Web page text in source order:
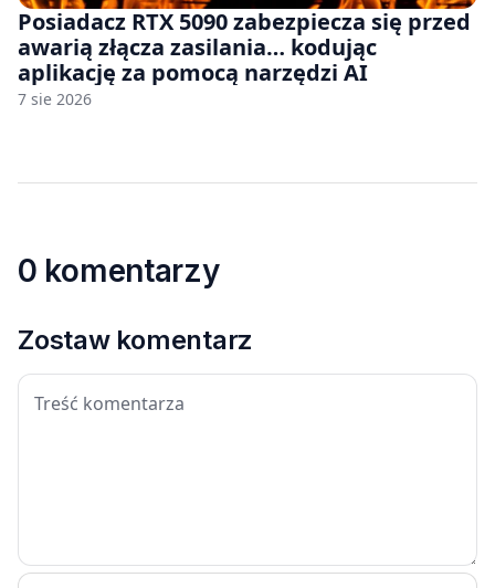
Posiadacz RTX 5090 zabezpiecza się przed
awarią złącza zasilania… kodując
aplikację za pomocą narzędzi AI
7 sie 2026
0 komentarzy
Zostaw komentarz